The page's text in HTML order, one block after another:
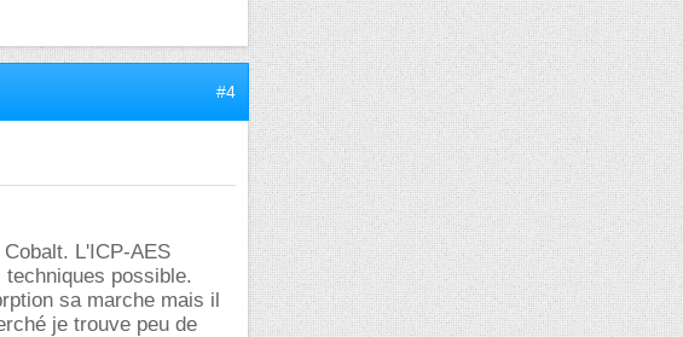
#4
L'ICP-AES
possible.
sa marche mais il
je trouve peu de